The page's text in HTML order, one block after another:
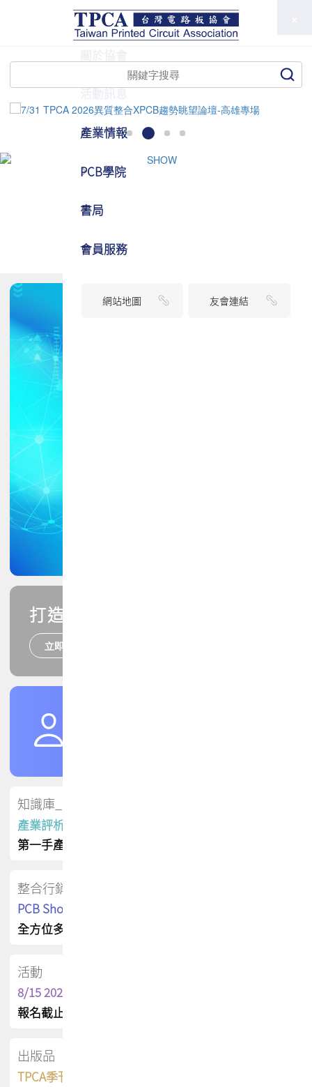
打造您的PCB專業技能
立即報名
知識庫_會員專屬
產業評析報告
第一手產業資訊
整合行銷
PCB Shop 採購指南
全方位多元曝光方案
活動
8/15 2026 TPCA健康盃保齡球聯誼賽
報名截止日 : 8/3 活動日期 : 8/15
出版品
TPCA季刊 FREE 線上版
TPCA
活動訊息
產業情報
PCB學院
書局
會員服務
網站地圖 友會連結